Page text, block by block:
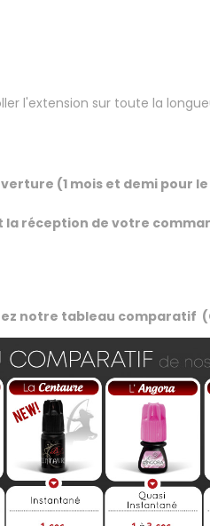
l'extension sur toute la
(1 mois et demi pour
la réception de votre
notre tableau comparatif